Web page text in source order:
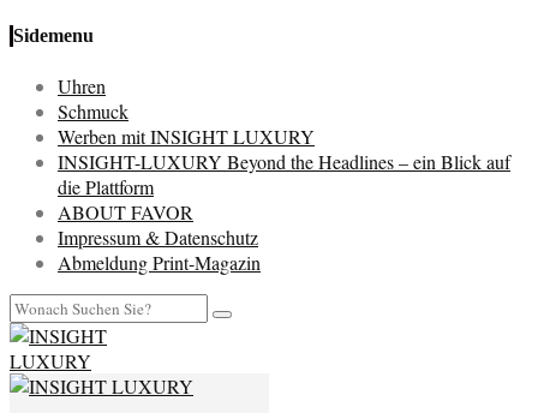
Sidemenu
Uhren
Schmuck
Werben mit INSIGHT LUXURY
INSIGHT-LUXURY Beyond the Headlines – ein Blick auf
die Plattform
ABOUT FAVOR
Impressum & Datenschutz
Abmeldung Print-Magazin